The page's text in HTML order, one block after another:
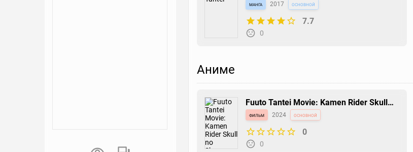
манга 2017 основной
7.7
0
Аниме
Fuuto Tantei Movie: Kamen Rider Skull
no Shouzou
фильм 2024 основной
0
0